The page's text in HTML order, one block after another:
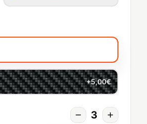
+5,00€
3